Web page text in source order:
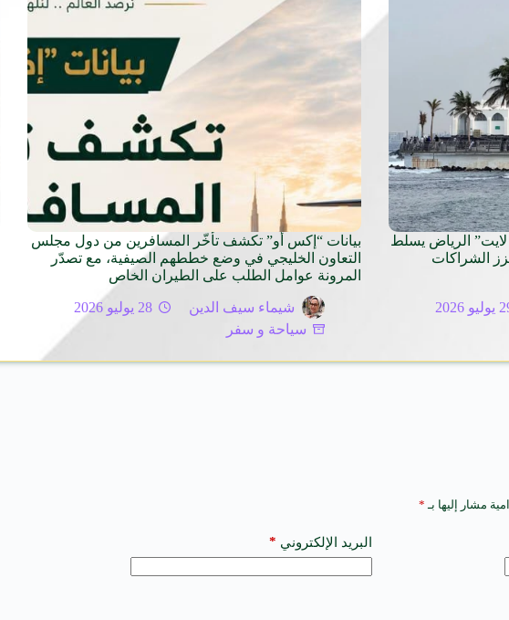
الرياض يسلط
الشراكات
2026
بيانات “إكس أو” تكشف تأخّر المسافرين من دول مجلس
التعاون الخليجي في وضع خططهم الصيفية، مع تصدّر
المرونة عوامل الطلب على الطيران الخاص
شيماء سيف الدين
28 يوليو 2026
سياحة و سفر
مشار إليها بـ *
البريد الإلكتروني *